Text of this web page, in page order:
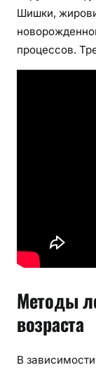
Шишки,
процессов.
Методы
возраста
В